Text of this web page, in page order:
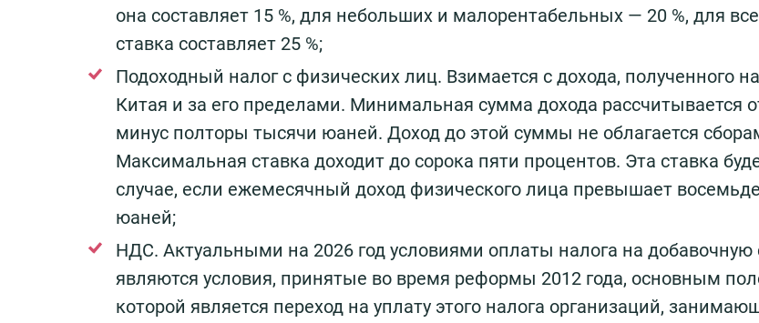
она составляет 15 %, для небольших и малорентабельных — 20 %, для
ставка составляет 25 %;
Подоходный налог с физических лиц. Взимается с дохода, полученного
Китая и за его пределами. Минимальная сумма дохода рассчитывается
минус полторы тысячи юаней. Доход до этой суммы не облагается
Максимальная ставка доходит до сорока пяти процентов. Эта ставка
случае, если ежемесячный доход физического лица превышает
юаней;
НДС. Актуальными на 2026 год условиями оплаты налога на добавочную
являются условия, принятые во время реформы 2012 года, основным
которой является переход на уплату этого налога организаций,